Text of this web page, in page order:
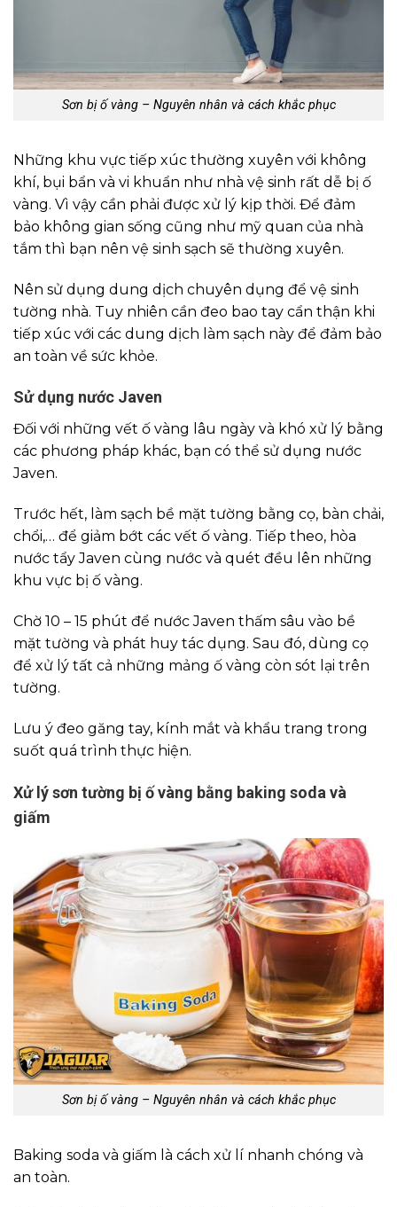
Sơn bị ố vàng – Nguyên nhân và cách khắc phục
Những khu vực tiếp xúc thường xuyên với không
khí, bụi bẩn và vi khuẩn như nhà vệ sinh rất dễ bị ố
vàng. Vì vậy cần phải được xử lý kịp thời. Để đảm
bảo không gian sống cũng như mỹ quan của nhà
tắm thì bạn nên vệ sinh sạch sẽ thường xuyên.
Nên sử dụng dung dịch chuyên dụng để vệ sinh
tường nhà. Tuy nhiên cần đeo bao tay cẩn thận khi
tiếp xúc với các dung dịch làm sạch này để đảm bảo
an toàn về sức khỏe.
Sử dụng nước Javen
Đối với những vết ố vàng lâu ngày và khó xử lý bằng
các phương pháp khác, bạn có thể sử dụng nước
Javen.
Trước hết, làm sạch bề mặt tường bằng cọ, bàn chải,
chổi,… để giảm bớt các vết ố vàng. Tiếp theo, hòa
nước tẩy Javen cùng nước và quét đều lên những
khu vực bị ố vàng.
Chờ 10 – 15 phút để nước Javen thấm sâu vào bề
mặt tường và phát huy tác dụng. Sau đó, dùng cọ
để xử lý tất cả những mảng ố vàng còn sót lại trên
tường.
Lưu ý đeo găng tay, kính mắt và khẩu trang trong
suốt quá trình thực hiện.
Xử lý sơn tường bị ố vàng bằng baking soda và
giấm
Sơn bị ố vàng – Nguyên nhân và cách khắc phục
Baking soda và giấm là cách xử lí nhanh chóng và
an toàn.